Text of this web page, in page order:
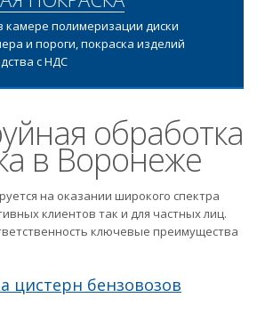
камере полимеризации диски
и пороги, покраска изделий
с НДС
обработка
в Воронеже
на оказании широкого спектра
клиентов так и для частных лиц.
ключевые преимущества
цистерн бензовозов